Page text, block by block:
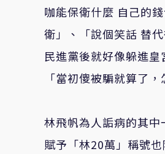
咖能保衛什麼 自己的
衛」、「說個笑話 替
民進黨後就好像躲進
「當初傻被騙就算了
林飛帆為人詬病的其
賦予「林20萬」稱號